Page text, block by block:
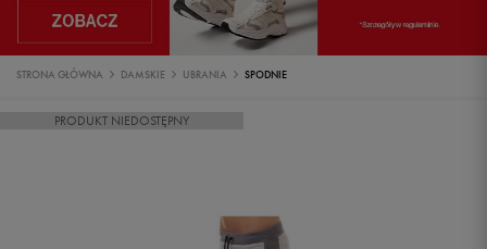
STRONA GŁÓWNA DAMSKIE UBRANIA SPODNIE
PRODUKT NIEDOSTĘPNY